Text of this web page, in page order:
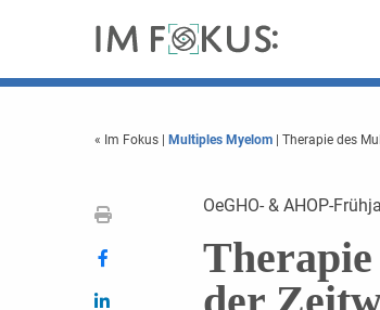
« Im Fokus Multiples Myelom | Therapie des
OeGHO- & AHOP-